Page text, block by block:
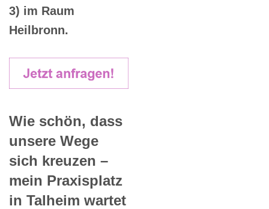
3) im Raum
Heilbronn.
Wie schön, dass
unsere Wege
sich kreuzen –
mein Praxisplatz
in Talheim wartet